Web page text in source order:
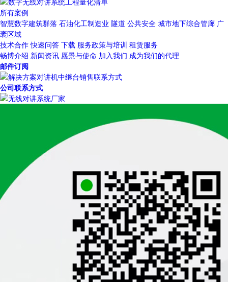
所有案例
智慧数字建筑群落 石油化工制造业 隧道 公共安全 城市地下综合管廊 广
袤区域
技术合作 快速问答 下载 服务政策与培训 租赁服务
畅博介绍 新闻资讯 愿景与使命 加入我们 成为我们的代理
邮件订阅
公司联系方式